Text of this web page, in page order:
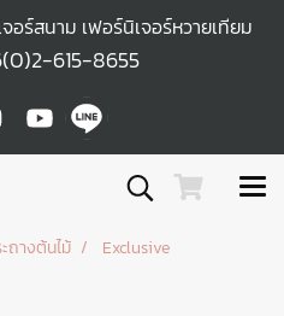
อร์สนาม เฟอร์นิเจอร์หวายเทียม
615-8655
ถางต้นไม้
Exclusive